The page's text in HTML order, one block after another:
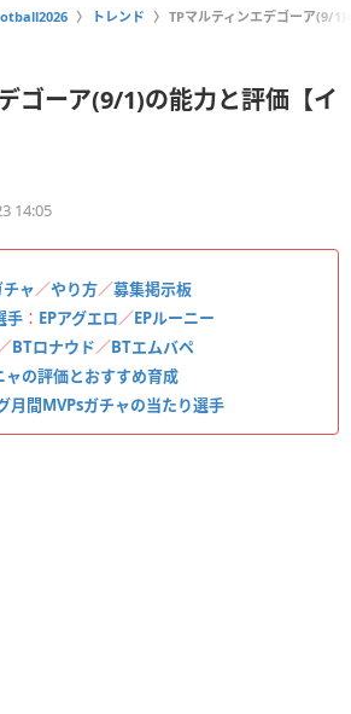
トレンド TPマルティンエデゴーア(9/
ゴーア(9/1)の能力と評価【イ
14:05
ャ／やり方／募集掲示板
手 ： EPアグエロ／EPルーニー
BTロナウド／BTエムバペ
ャの評価とおすすめ育成
月間MVPsガチャの当たり選手